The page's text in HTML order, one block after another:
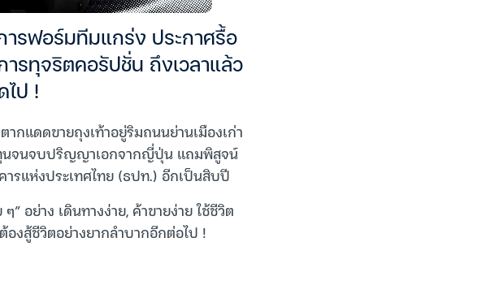
ารฟอร์มทีมแกร่ง ประกาศรื้อ
ารทุจริตคอรัปชั่น ถึงเวลาแล้ว
ไป !
กแดดขายถุงเท้าอยู่ริมถนนย่านเมืองเก่า
ทุนจนจบปริญญาเอกจากญี่ปุ่น แถมพิสูจน์
รแห่งประเทศไทย (ธปท.) อีกเป็นสิบปี
อย่าง เดินทางง่าย, ค้าขายง่าย ใช้ชีวิต
องสู้ชีวิตอย่างยากลำบากอีกต่อไป !